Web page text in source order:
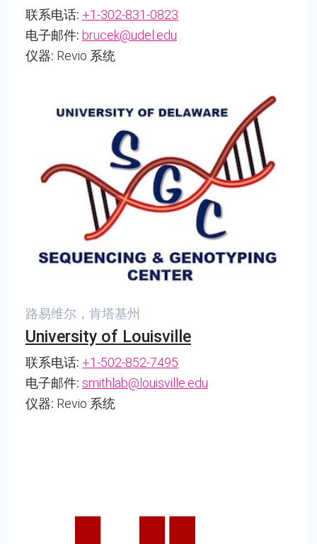
联系电话: +1-302-831-0823
电子邮件: brucek@udel.edu
仪器: Revio 系统
路易维尔，肯塔基州
University of Louisville
联系电话: +1-502-852-7495
电子邮件: smithlab@louisville.edu
仪器: Revio 系统